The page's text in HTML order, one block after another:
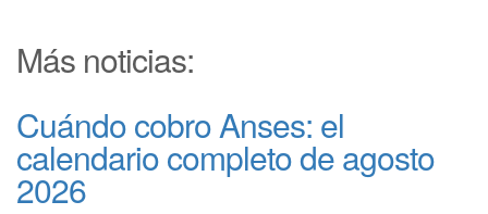
Más noticias:
Cuándo cobro Anses: el
calendario completo de agosto
2026